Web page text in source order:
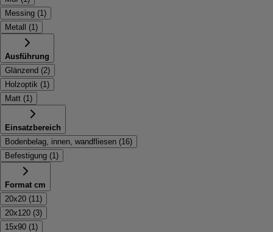
Messing (1 )
Metall
(1 )
Ausführung
Glänzend (2)
Holzoptik (1 )
Matt (1 )
Einsatzbereich
Bodenbelag, innen, wandfliesen (16)
Befestigung (1 )
Format cm
20x20 (11 )
20x120 (3)
15x90 (1 )